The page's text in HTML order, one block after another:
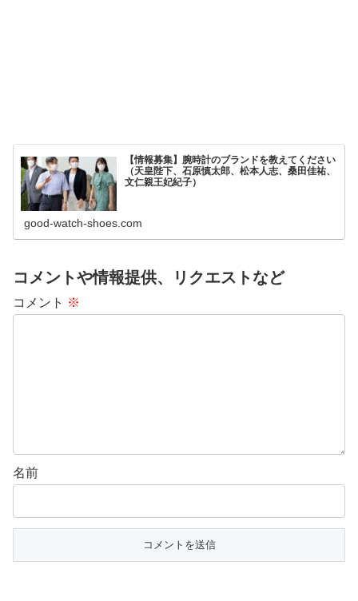
【情報募集】腕時計のブランドを教えてください
（天皇陛下、石原慎太郎、松本人志、桑田佳祐、
文仁親王妃紀子）
good-watch-shoes.com
コメントや情報提供、リクエストなど
コメント ※
名前